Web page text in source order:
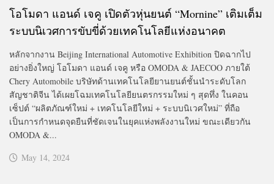
โอโมดา แอนด์ เจคู เปิดตัวหุ่นยนต์ “Mornine” เติมเต็ม
ระบบนิเวศการขับขี่ด้วยเทคโนโลยีแห่งอนาคต
หลักจากงาน Beijing International Automotive Exhibition ปิดฉากไป
อย่างยิ่งใหญ่ โอโมดา แอนด์ เจคู หรือ OMODA & JAECOO ภายใต้
Chery Automobile บริษัทด้านเทคโนโลยียานยนต์ชั้นนำระดับโลก
สัญชาติจีน ได้เผยโฉมเทคโนโลยียนตรกรรมใหม่ ๆ สุดทึ่ง ในคอน
เซ็ปต์ “ผลิตภัณฑ์ใหม่ + เทคโนโลยีใหม่ + ระบบนิเวศใหม่” ที่ถือ
เป็นการกำหนดจุดยืนที่ชัดเจนในยุคแห่งพลังงานใหม่ ขณะเดียวกัน
OMODA &...
May 14, 2024